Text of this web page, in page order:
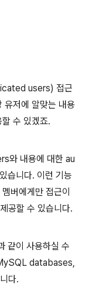
users) 접근
유저에 알맞는 내용
수 있겠죠.
와 내용에 대한 au
습니다. 이런 기능
버에게만 접근이
공할 수 있습니다.
같이 사용하실 수
databases,
다.